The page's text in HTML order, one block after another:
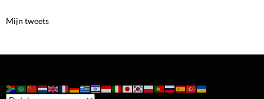
Mijn tweets